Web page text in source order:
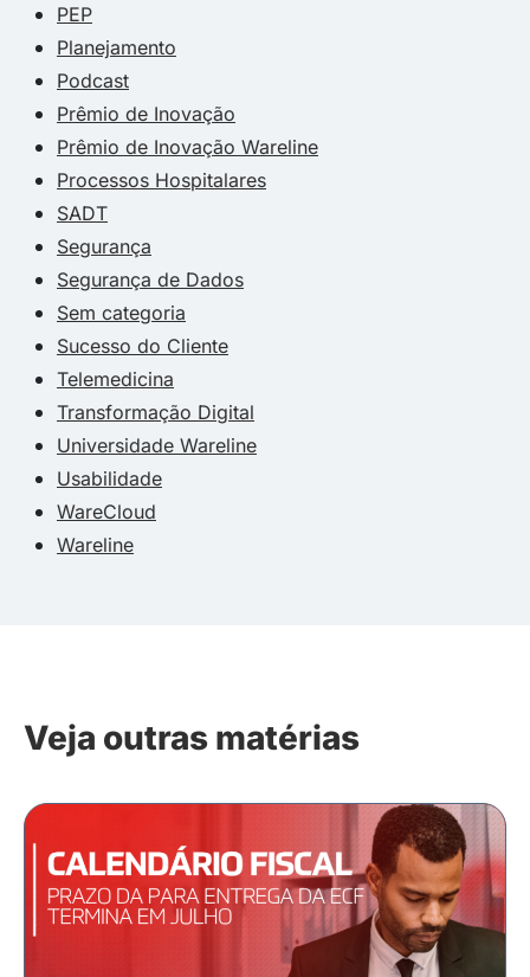
PEP
Planejamento
Podcast
Prêmio de Inovação
Prêmio de Inovação Wareline
Processos Hospitalares
SADT
Segurança
Segurança de Dados
Sem categoria
Sucesso do Cliente
Telemedicina
Transformação Digital
Universidade Wareline
Usabilidade
WareCloud
Wareline
Veja outras matérias